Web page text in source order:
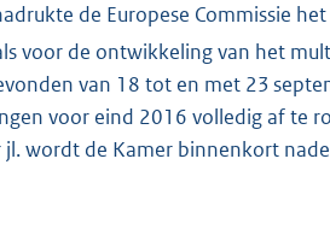
de Europese Commissie
voor de ontwikkeling van het
van 18 tot en met 23
voor eind 2016 volledig af te
jl. wordt de Kamer binnenkort